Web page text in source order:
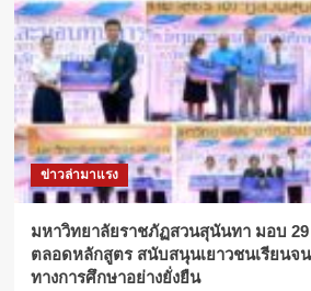
เชิญ
คุณ
กร
ทัพพะ
รังสี
บรรยาย
หัวข้อ
“50
ปี
สัมพันธ์
ไทย-
จีน”
เน้น
ย้ำ
ข่าวล่ามาแรง
มหาวิทยาลัยราชภัฏสวนสุนันทา มอบ
ตลอดหลักสูตร สนับสนุนเยาวชนเรียนจ
ทางการศึกษาอย่างยั่งยืน